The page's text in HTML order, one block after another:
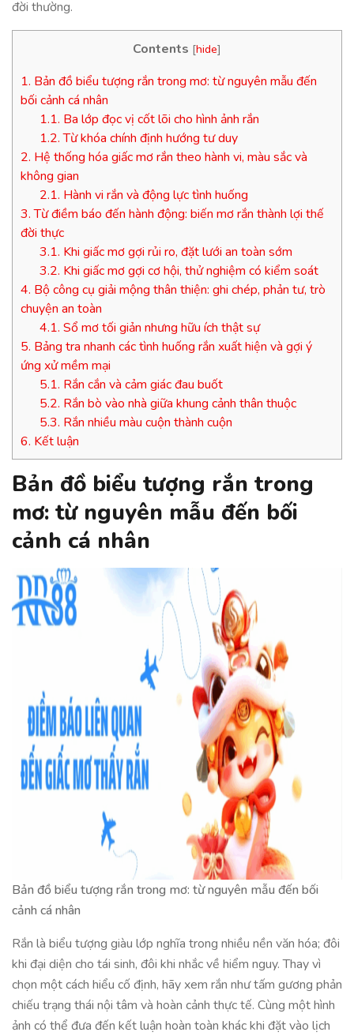
đời thường.
Contents [hide]
1. Bản đồ biểu tượng rắn trong mơ: từ nguyên mẫu đến
bối cảnh cá nhân
1.1. Ba lớp đọc vị cốt lõi cho hình ảnh rắn
1.2.Từ khóa chính định hướng tư duy
2. Hệ thống hóa giấc mơ rắn theo hành vi, màu sắc và
không gian
2.1. Hành vi rắn và động lực tình huống
3.Từ điềm báo đến hành động: biến mơ rắn thành lợi thế
đời thực
3.1. Khi giấc mơ gợi rủi ro, đặt lưới an toàn sớm
3.2. Khi giấc mơ gợi cơ hội, thử nghiệm có kiểm soát
4. Bộ công cụ giải mộng thân thiện: ghi chép, phản tư, trò
chuyện an toàn
4.1. Sổ mơ tối giản nhưng hữu ích thật sự
5. Bảng tra nhanh các tình huống rắn xuất hiện và gợi ý
ứng xử mềm mại
5.1. Rắn cắn và cảm giác đau buốt
5.2. Rắn bò vào nhà giữa khung cảnh thân thuộc
5.3. Rắn nhiều màu cuộn thành cuộn
6. Kết luận
Bản đồ biểu tượng rắn trong
mơ: từ nguyên mẫu đến bối
cảnh cá nhân
Bản đồ biểu tượng rắn trong mơ: từ nguyên mẫu đến bối
cảnh cá nhân
Rắn là biểu tượng giàu lớp nghĩa trong nhiều nền văn hóa; đôi
khi đại diện cho tái sinh, đôi khi nhắc về hiểm nguy. Thay vì
chọn một cách hiểu cố định, hãy xem rắn như tấm gương phản
chiếu trạng thái nội tâm và hoàn cảnh thực tế. Cùng một hình
ảnh có thể đưa đến kết luận hoàn toàn khác khi đặt vào lịch